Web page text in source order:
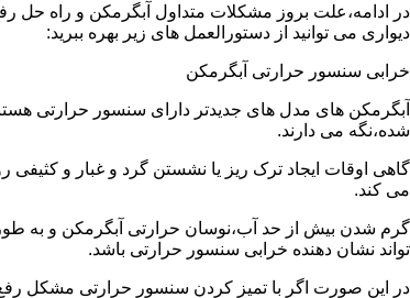
در ادامه،علت بروز مشکلات متداول آبگرمکن و راه حل
دیواری می توانید از دستورالعمل های زیر بهره ببرید:
خرابی سنسور حرارتی آبگرمکن
آبگرمکن های مدل های جدیدتر دارای سنسور حرارتی
شده،نگه می دارند.
گاهی اوقات ایجاد ترک ریز یا نشستن گرد و غبار و
می کند.
گرم شدن بیش از حد آب،نوسان حرارتی آبگرمکن و به
تواند نشان دهنده خرابی سنسور حرارتی باشد.
در این صورت اگر با تمیز کردن سنسور حرارتی مشکل